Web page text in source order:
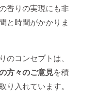
香りの実現にも非
と時間がかかりま
のコンセプトは、
方々のご意見を積
り入れています。